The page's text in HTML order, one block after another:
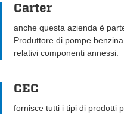
Carter
anche questa azienda è
Produttore di pompe
relativi componenti annessi.
CEC
fornisce tutti i tipi di prodotti